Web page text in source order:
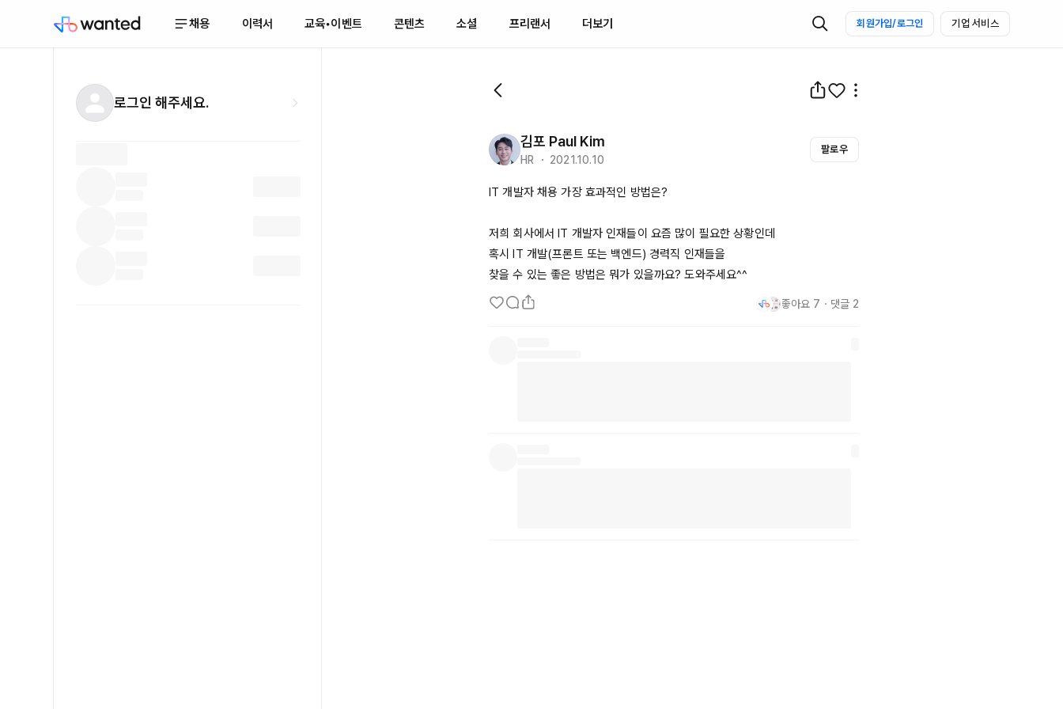
채용 이력서 교육•이벤트 콘텐츠 소셜 프리랜서 더보기 회원가입/로그인 기업 서비스
로그인 해주세요.
김포 Paul Kim
HR ・ 2021.10.10
팔로우
IT 개발자 채용 가장 효과적인 방법은?
저희 회사에서 IT 개발자 인재들이 요즘 많이 필요한 상황인데
혹시 IT 개발(프론트 또는 백엔드) 경력직 인재들을
찾을 수 있는 좋은 방법은 뭐가 있을까요? 도와주세요^^
좋아요 7 ・ 댓글 2